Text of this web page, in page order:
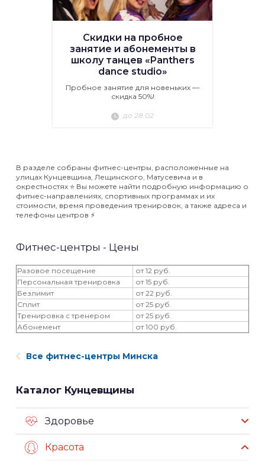
Скидки на пробное
занятие и абонементы в
школу танцев «Panthers
dance studio»
Пробное занятие для новеньких —
скидка 50%!
до 28.02
В разделе собраны фитнес-центры, расположенные на
улицах Кунцевщина, Лещинского, Матусевича и в
окрестностях ⭐️ Вы можете найти подробную информацию о
фитнес-направлениях, спортивных программах и их
стоимости, время проведения тренировок, а также адреса и
телефоны центров ⚡️
Фитнес-центры - Цены
Разовое посещение
от 12 руб.
Персональная тренировка
от 15 руб.
Безлимит
от 22 руб.
Сплит
от 25 руб.
Тренировка с тренером
от 25 руб.
Абонемент
от 100 руб.
Все фитнес-центры Минска
Каталог Кунцевщины
Здоровье
Красота